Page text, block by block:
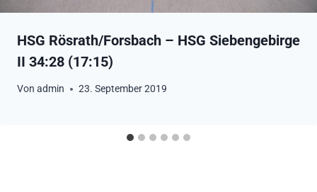
HSG Rösrath/Forsbach – HSG Siebengebirge
II 34:28 (17:15)
Von admin 23. September 2019